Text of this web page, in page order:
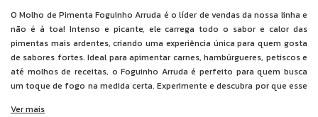
O Molho de Pimenta Foguinho Arruda é o líder de vendas da nossa linha e
não é à toa! Intenso e picante, ele carrega todo o sabor e calor das
pimentas mais ardentes, criando uma experiência única para quem gosta
de sabores fortes. Ideal para apimentar carnes, hambúrgueres, petiscos e
até molhos de receitas, o Foguinho Arruda é perfeito para quem busca
um toque de fogo na medida certa. Experimente e descubra por que esse
Ver mais